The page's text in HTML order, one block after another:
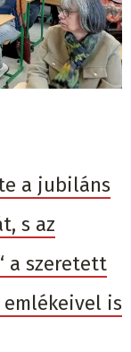
a jubiláns
s az
a szeretett
emlékeivel is